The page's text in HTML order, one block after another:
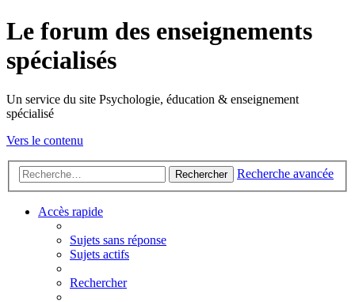
Le forum des enseignements
spécialisés
Un service du site Psychologie, éducation & enseignement
spécialisé
Vers le contenu
Rechercher Recherche avancée
Accès rapide
Sujets sans réponse
Sujets actifs
Rechercher